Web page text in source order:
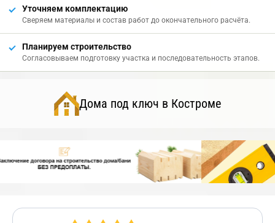
Уточняем комплектацию
Сверяем материалы и состав работ до окончательного расчёта.
Планируем строительство
Согласовываем подготовку участка и последовательность этапов.
Дома под ключ в Костроме